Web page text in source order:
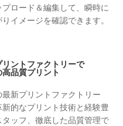
プロード＆編集して、瞬時に
イメージを確認できます。
リントファクトリーで
高品質プリント
最新プリントファクトリー
新的なプリント技術と経験豊
タッフ、徹底した品質管理で